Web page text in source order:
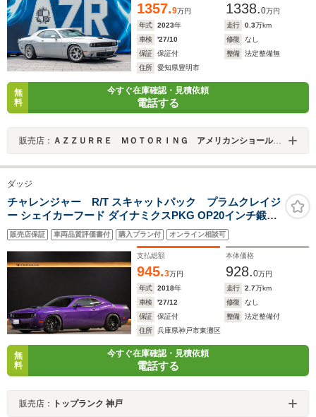
1357.9万円 1338.0万円
年式
2023年 走行 0.3万km
車検
'27/10 修復
なし
保証
保証付 整備
法定整備無
住所
愛知県豊明市
無
料
今すぐ在庫確認・見積依頼
電話する
販売店： ＡＺＺＵＲＲＥ ＭＯＴＯＲＩＮＧ アメリカンショールーム
ダッジ
チャレンジャー R/T スキャットパック プラムクレイジ
ー シェイカーフード ダイナミクスPKG OP20インチ鍛造
AW Brembo製6ポットブレーキ バンブルビーリアストラ
イプ レザーインテリア harman/kardonサウンド シートヒ
ーター/クーラー ステアヒーター
販売店保証 車両品質評価書付 購入プラン付 オンライン相談可
支払総額
945.3万円
本体価格
928.0万円
年式
2018年 走行 2.7万km
車検
'27/12 修復
なし
保証
保証付 整備
法定整備付
住所
兵庫県神戸市東灘区
無
料
今すぐ在庫確認・見積依頼
電話する
販売店： トップランク 神戸